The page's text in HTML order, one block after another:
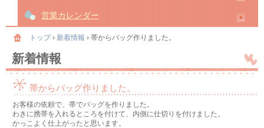
営業カレンダー
トップ› 新着情報 › 帯からバッグ作りました。
新着情報
帯からバッグ作りました。
お客様の依頼で、帯でバッグを作りました。
わきに携帯を入れるところを付けて、内側に仕切りを付けました。
かっこよく仕上がったと思います。